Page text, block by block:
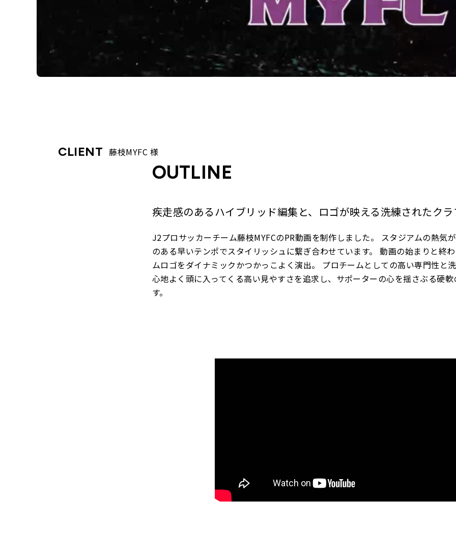
CLIENT 藤枝MYFC 様
OUTLINE
疾走感のあるハイブリッド編集と、ロゴが映える洗練されたク
J2プロサッカーチーム藤枝MYFCのPR動画を制作しました。 スタジアムの熱気
のある早いテンポでスタイリッシュに繋ぎ合わせています。 動画の始まりと終
ムロゴをダイナミックかつかっこよく演出。 プロチームとしての高い専門性と
心地よく頭に入ってくる高い見やすさを追求し、サポーターの心を揺さぶる硬
す。